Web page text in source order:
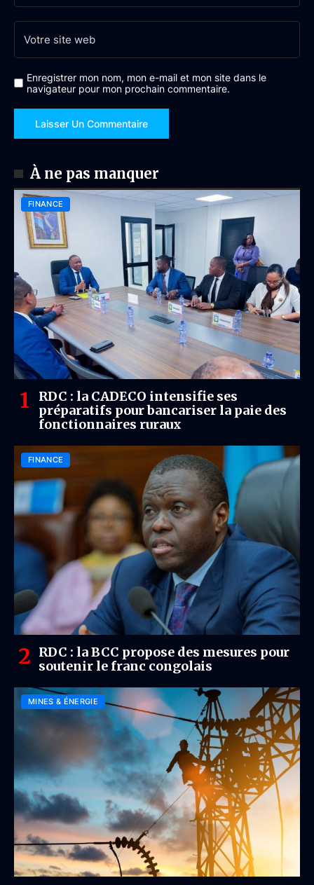
Enregistrer mon nom, mon e-mail et mon site dans le
navigateur pour mon prochain commentaire.
À ne pas manquer
FINANCE
RDC : la CADECO intensifie ses
préparatifs pour bancariser la paie des
fonctionnaires ruraux
FINANCE
RDC : la BCC propose des mesures pour
soutenir le franc congolais
MINES & ÉNERGIE